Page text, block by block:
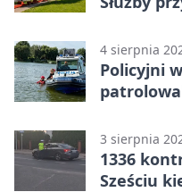
4 sierpnia
Policyjni
3 sierpnia
1336
Sześciu